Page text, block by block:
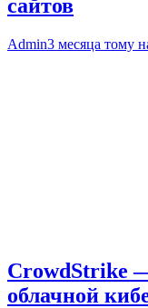
сайтов
Admin3 месяца тому
CrowdStrike
облачной